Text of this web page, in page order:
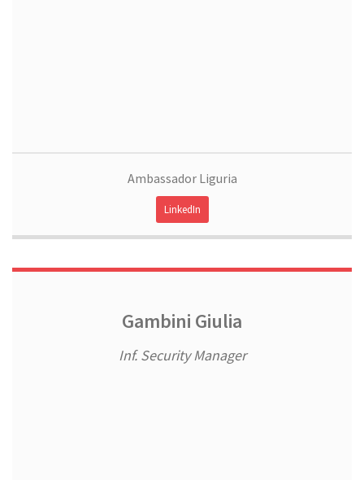
Ambassador Liguria
LinkedIn
Gambini Giulia
Inf. Security Manager